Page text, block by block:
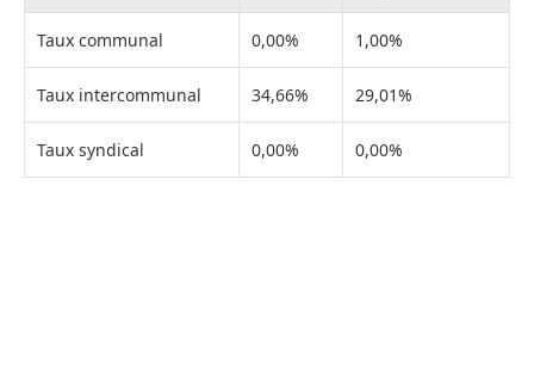
Taux communal 0,00% 1,00%
Taux intercommunal 34,66% 29,01%
Taux syndical 0,00% 0,00%